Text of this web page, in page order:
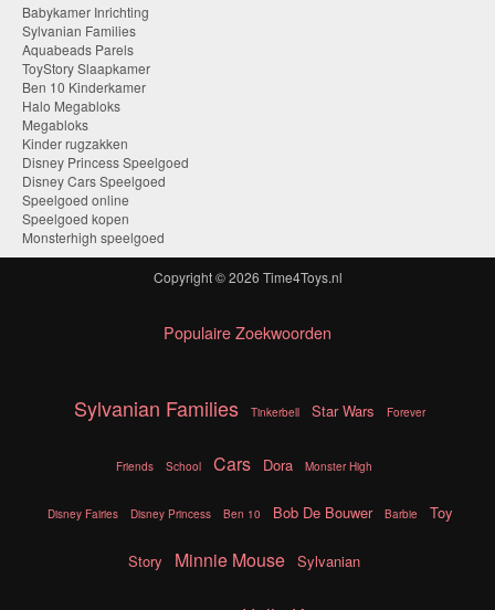
Babykamer Inrichting
Sylvanian Families
Aquabeads Parels
ToyStory Slaapkamer
Ben 10 Kinderkamer
Halo Megabloks
Megabloks
Kinder rugzakken
Disney Princess Speelgoed
Disney Cars Speelgoed
Speelgoed online
Speelgoed kopen
Monsterhigh speelgoed
Copyright © 2026 Time4Toys.nl
Populaire Zoekwoorden
Sylvanian Families Tinkerbell Star Wars Forever
Friends School Cars Dora Monster High
Disney Fairies Disney Princess Ben 10 Bob De Bouwer Barbie Toy
Story Minnie Mouse Sylvanian